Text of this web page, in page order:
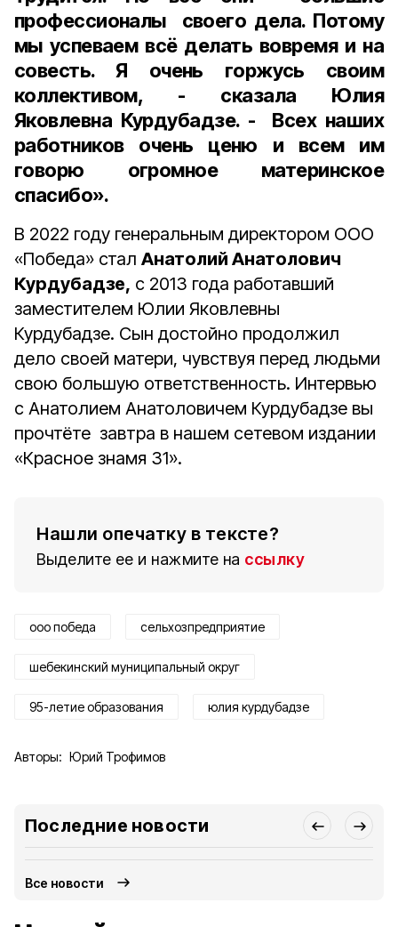
профессионалы своего дела. Потому
мы успеваем всё делать вовремя и на
совесть. Я очень горжусь своим
коллективом, - сказала Юлия
Яковлевна Курдубадзе. - Всех наших
работников очень ценю и всем им
говорю огромное материнское
спасибо».
В 2022 году генеральным директором ООО
«Победа» стал Анатолий Анатолович
Курдубадзе, с 2013 года работавший
заместителем Юлии Яковлевны
Курдубадзе. Сын достойно продолжил
дело своей матери, чувствуя перед людьми
свою большую ответственность. Интервью
с Анатолием Анатоловичем Курдубадзе вы
прочтёте завтра в нашем сетевом издании
«Красное знамя 31».
Нашли опечатку в тексте?
Выделите ее и нажмите на ссылку
ооо победа сельхозпредприятие
шебекинский муниципальный округ
95-летие образования юлия курдубадзе
Авторы: Юрий Трофимов
Последние новости
Все новости